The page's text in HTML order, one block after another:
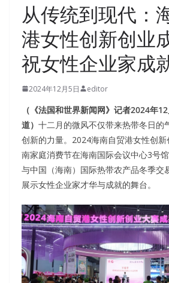
从传统到现代：
港女性创新创业
祝女性企业家成
2024年12月5日 editor
（《法国和世界新闻网》记者2024年
道） 十二月的微风不仅带来热带冬日的
创新的力量。2024海南自贸港女性创
南家庭消费节在海南国际会议中心3号
与中国（海南）国际热带农产品冬季交
展示女性企业家才华与成就的舞台。